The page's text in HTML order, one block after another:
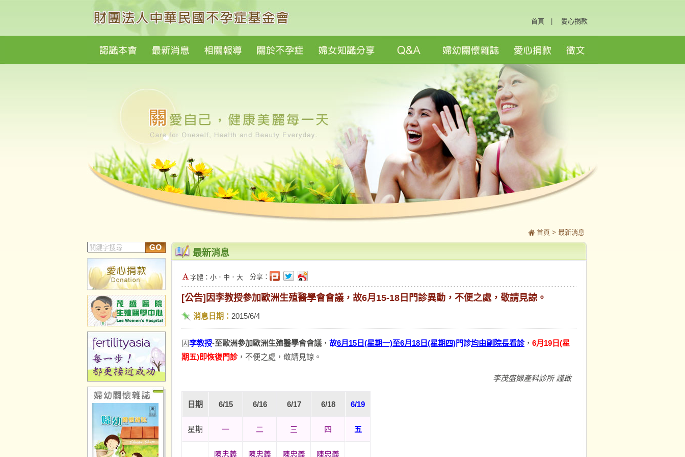
首頁 愛心捐款
首頁 > 最新消息
最新消息
字體： 小 ． 中 ． 大 分享：
[公告]因李教授參加歐洲生殖醫學會會議，故6月15-18日門診異動，不便之處，敬請見諒。
消息日期： 2015/6/4
因李教授-至歐洲參加歐洲生殖醫學會會議 ， 故6月15日(星期一)至6月18日(星期四)門診均由副院長看診， 6月19日(星
期五)即恢復門診，不便之處，敬請見諒。
李茂盛婦產科診所 謹啟
日期 6/15 6/16 6/17 6/18 6/19
星期 一 二 三 四 五
陳忠義 陳忠義 陳忠義 陳忠義